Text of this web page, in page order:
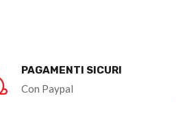
PAGAMENTI SICURI
Con Paypal